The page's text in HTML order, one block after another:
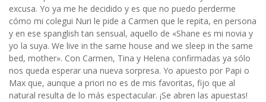
excusa. Yo ya me he decidido y es que no puedo perderme
cómo mi colegui Nuri le pide a Carmen que le repita, en persona
y en ese spanglish tan sensual, aquello de «Shane es mi novia y
yo la suya. We live in the same house and we sleep in the same
bed, mother». Con Carmen, Tina y Helena confirmadas ya sólo
nos queda esperar una nueva sorpresa. Yo apuesto por Papi o
Max que, aunque a priori no es de mis favoritas, fijo que al
natural resulta de lo más espectacular. ¡Se abren las apuestas!